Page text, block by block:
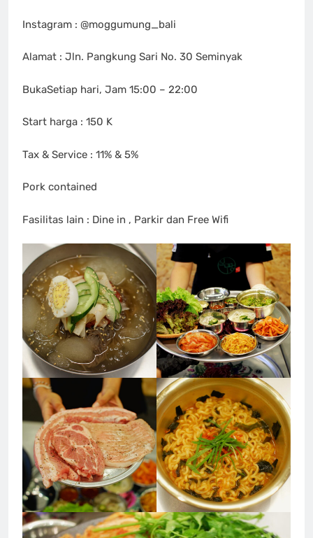
Instagram : @moggumung_bali
Alamat : Jln. Pangkung Sari No. 30 Seminyak
BukaSetiap hari, Jam 15:00 – 22:00
Start harga : 150 K
Tax & Service : 11% & 5%
Pork contained
Fasilitas lain : Dine in , Parkir dan Free Wifi